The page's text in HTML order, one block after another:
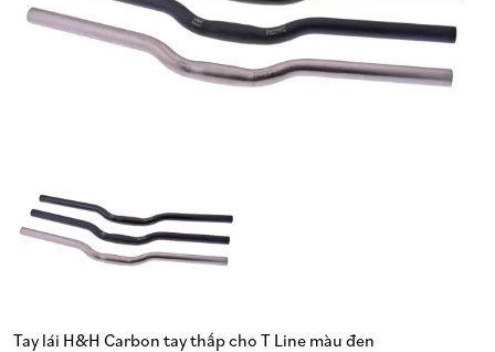
Tay lái H&H Carbon tay thấp cho T Line màu đen